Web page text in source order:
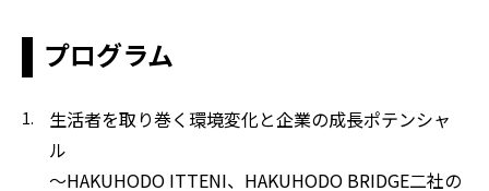
プログラム
生活者を取り巻く環境変化と企業の成長ポテンシャ
ル
～HAKUHODO ITTENI、HAKUHODO BRIDGE二社の